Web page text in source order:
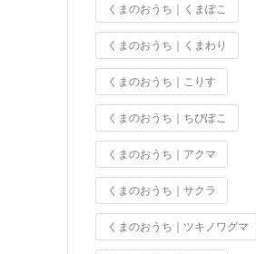
くまのおうち｜くまぽこ
くまのおうち｜くまわり
くまのおうち｜こりす
くまのおうち｜ちびぽこ
くまのおうち｜アクマ
くまのおうち｜サクラ
くまのおうち｜ツキノワグマ